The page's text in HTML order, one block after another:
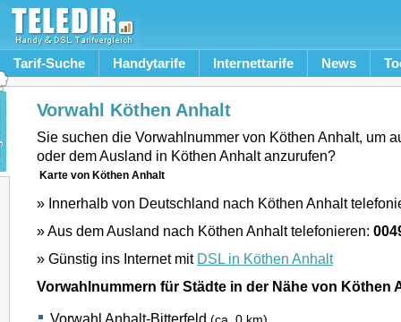
Tarif-Suche Handytarife Internettarife News
Vorwahl Köthen Anhalt
Sie suchen die Vorwahlnummer von Köthen Anhalt, um
oder dem Ausland in Köthen Anhalt anzurufen?
Karte von Köthen Anhalt
» Innerhalb von Deutschland nach Köthen Anhalt
» Aus dem Ausland nach Köthen Anhalt telefonieren:
» Günstig ins Internet mit DSL in Köthen Anhalt
Vorwahlnummern für Städte in der Nähe von Köthen
Vorwahl Anhalt-Bitterfeld